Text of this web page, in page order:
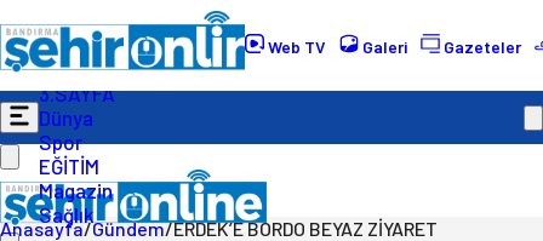
Web TV Galeri Gazeteler
Gündem
Ekonomi
Politika
3.SAYFA
Dünya
Spor
EĞİTİM
Magazin
Sağlık
Anasayfa/Gündem/ERDEK’E BORDO BEYAZ ZİYARET